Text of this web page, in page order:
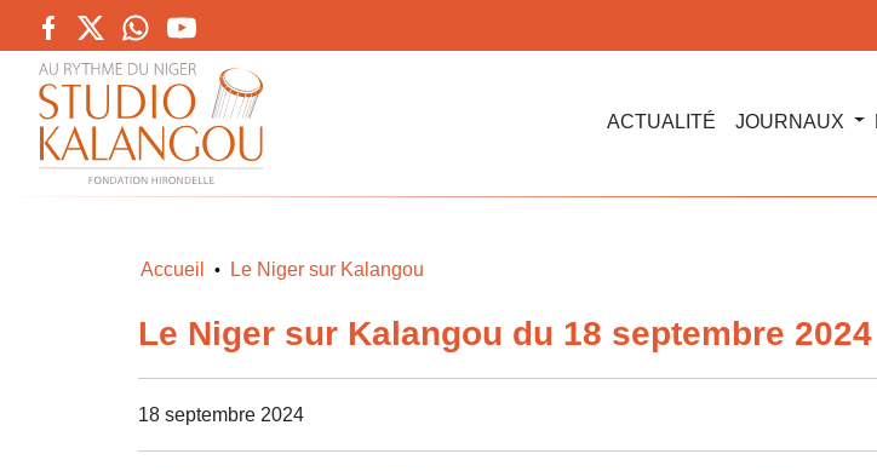
ACTUALITÉ JOURNAUX
Accueil • Le Niger sur Kalangou
Le Niger sur Kalangou du 18 septembre 2024
18 septembre 2024